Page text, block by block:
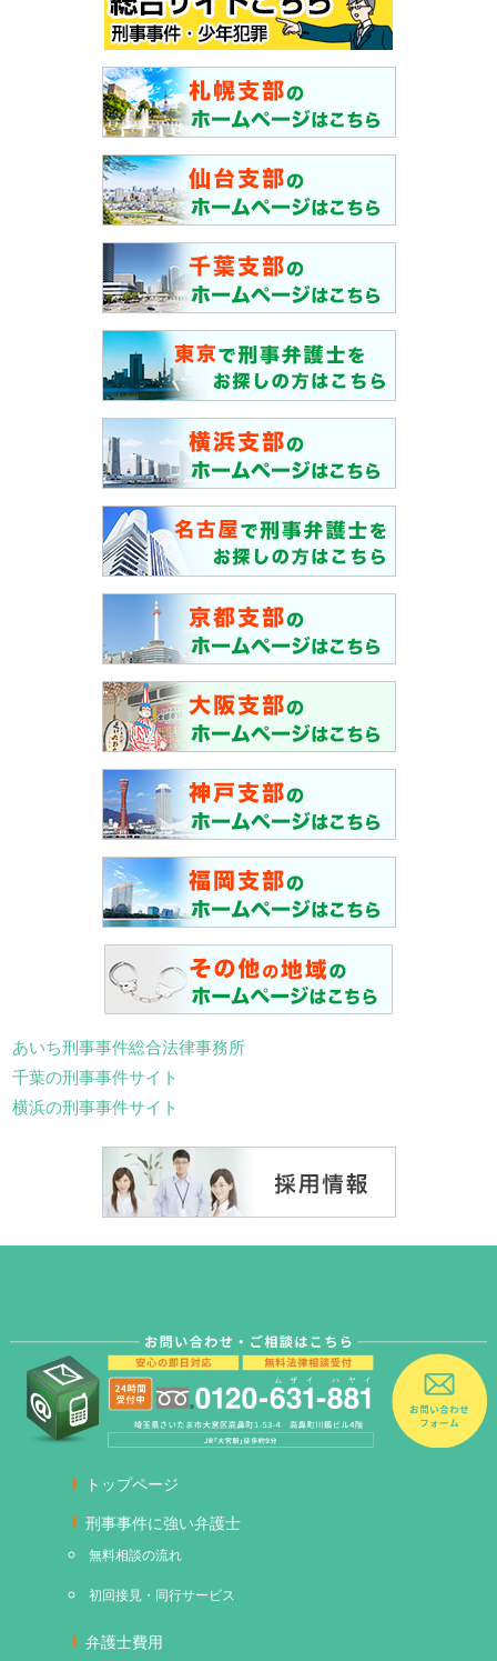
あいち刑事事件総合法律事務所
千葉の刑事事件サイト
横浜の刑事事件サイト
トップページ
刑事事件に強い弁護士
無料相談の流れ
初回接見・同行サービス
弁護士費用